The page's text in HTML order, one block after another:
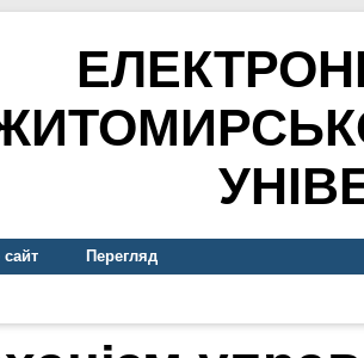
сайт Перегляд